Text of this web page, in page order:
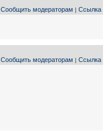
Сообщить модераторам Ссылка
Сообщить модераторам Ссылка